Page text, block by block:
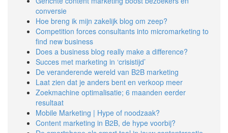
conversie
Hoe breng ik mijn zakelijk blog om zeep?
Competition forces consultants into micromarketing to
find new business
Does a business blog really make a difference?
Succes met marketing in ‘crisistijd’
De veranderende wereld van B2B marketing
Laat zien dat je anders bent en verkoop meer
Zoekmachine optimalisatie; 6 maanden eerder
resultaat
Mobile Marketing | Hype of noodzaak?
Content marketing in B2B, de hype voorbij?